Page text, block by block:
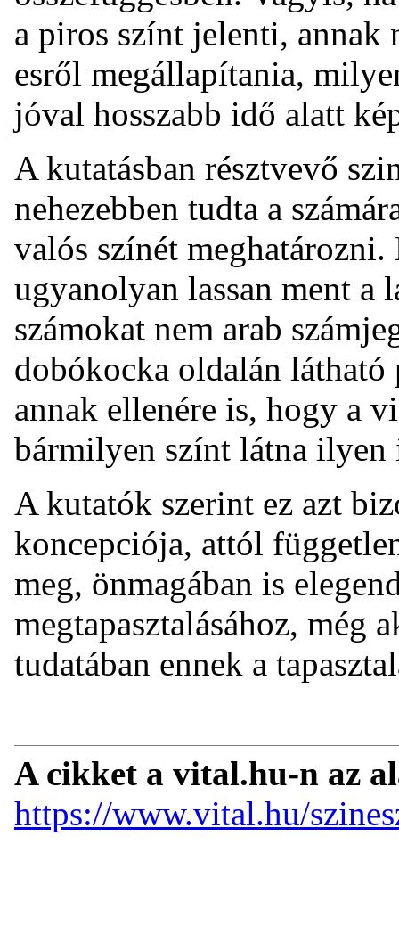
a piros színt jelenti, annak
esről megállapítania,
jóval hosszabb idő alatt
A kutatásban résztvevő
nehezebben tudta a
valós színét
ugyanolyan lassan ment a
számokat nem arab
dobókocka oldalán
annak ellenére is, hogy a
bármilyen színt látna ilyen
A kutatók szerint ez azt
koncepciója, attól
meg, önmagában is
megtapasztalásához, még
tudatában ennek a
A cikket a vital.hu-n az
https://www.vital.hu/